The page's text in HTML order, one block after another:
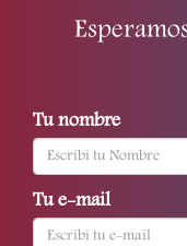
Tu nombre
Tu e-mail